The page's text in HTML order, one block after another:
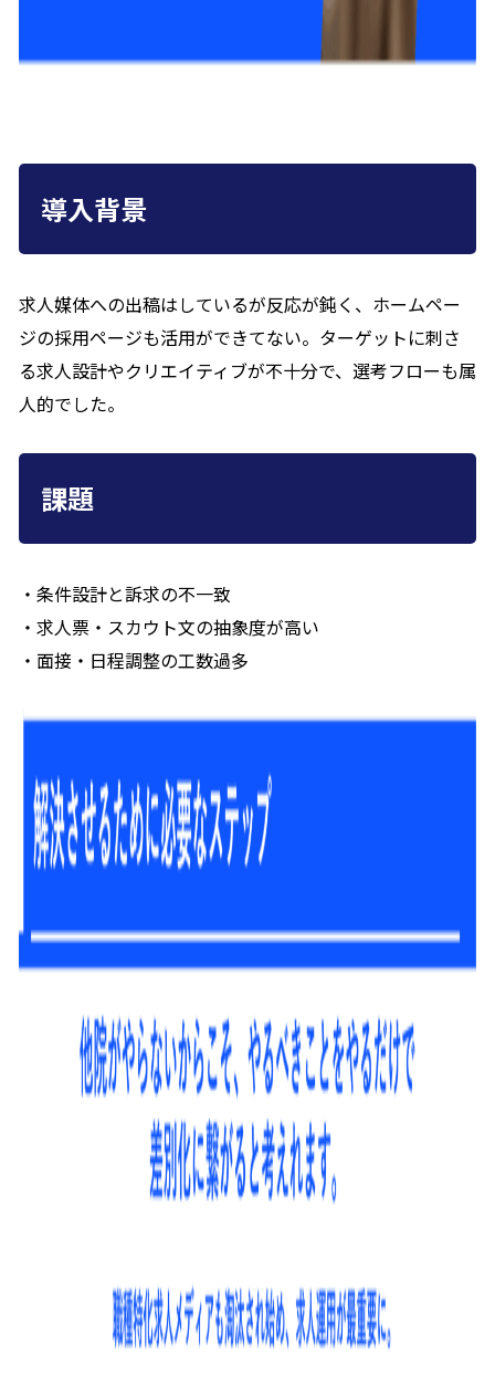
導入背景
求人媒体への出稿はしているが反応が鈍く、ホームペー
ジの採用ページも活用ができてない。ターゲットに刺さ
る求人設計やクリエイティブが不十分で、選考フローも属
人的でした。
課題
・条件設計と訴求の不一致
・求人票・スカウト文の抽象度が高い
・面接・日程調整の工数過多